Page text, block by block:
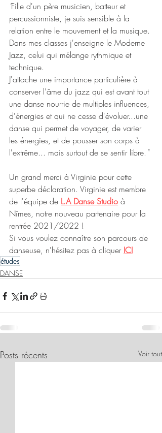
"Fille d'un père musicien, batteur et
percussionniste, je suis sensible à la
relation entre le mouvement et la musique.
Dans mes classes j'enseigne le Moderne
Jazz, celui qui mélange rythmique et
technique.
J'attache une importance particulière à
conserver l'âme du jazz qui est avant tout
une danse nourrie de multiples influences,
d'énergies et qui ne cesse d'évoluer...une
danse qui permet de voyager, de varier
les énergies, et de pousser son corps à
l'extrême... mais surtout de se sentir libre. "
Un grand merci à Virginie pour cette
superbe déclaration. Virginie est membre
de l'équipe de L.A Danse Studio à
Nîmes, notre nouveau partenaire pour la
rentrée 2021/2022 !
Si vous voulez connaître son parcours de
danseuse, n'hésitez pas à cliquer ICI
études
DANSE
Posts récents Voir tout